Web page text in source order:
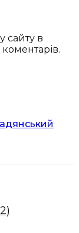
сайту в